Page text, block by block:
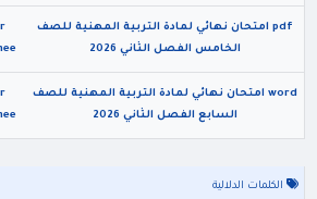
pdf امتحان نهائي لمادة التربية المهنية للصف
الخامس الفصل الثاني 2026
word امتحان نهائي لمادة التربية المهنية للصف
السابع الفصل الثاني 2026
الكلمات الدلالية